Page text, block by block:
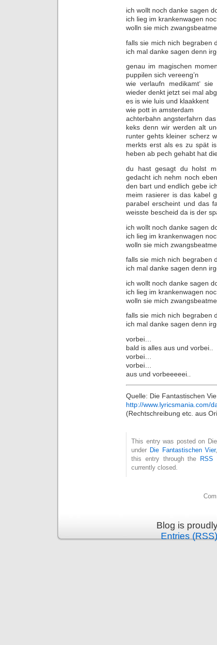
ich wollt noch danke sagen
ich lieg im krankenwagen
wolln sie mich
falls sie mich nich begraben
ich mal danke sagen denn
genau im magischen
puppilen sich vereeng’n
wie verlaufn medikamt‘
wieder denkt jetzt sei mal
es is wie luis und klaakkent
wie pott in amsterdam
achterbahn angsterfahrn
keks denn wir werden alt
runter gehts kleiner scherz
merkts erst als es zu spät
heben ab pech gehabt hat
du hast gesagt du holst
gedacht ich nehm noch
den bart und endlich gebe
meim rasierer is das kabel
parabel erscheint und das
weisste bescheid da is der
ich wollt noch danke sagen
ich lieg im krankenwagen
wolln sie mich
falls sie mich nich begraben
ich mal danke sagen denn
ich wollt noch danke sagen
ich lieg im krankenwagen
wolln sie mich
falls sie mich nich begraben
ich mal danke sagen denn
vorbei…
bald is alles aus und vorbei..
vorbei…
vorbei…
aus und vorbeeeeei..
Quelle: Die Fantastischen
http://www.lyricsmania.com/
(Rechtschreibung etc. aus
This entry was posted on
under Die Fantastischen Vier
this entry through the
RSS
currently closed.
Blog is
Entries (RSS)